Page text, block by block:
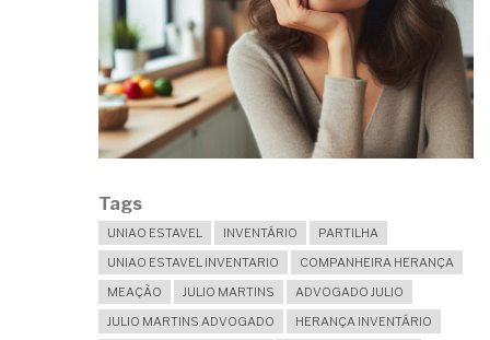
Tags
UNIAO ESTAVEL INVENTÁRIO
PARTILHA
UNIAO ESTAVEL INVENTARIO
COMPANHEIRA HERANÇA
MEAÇÃO
JULIO MARTINS
ADVOGADO JULIO
JULIO MARTINS ADVOGADO
HERANÇA INVENTÁRIO